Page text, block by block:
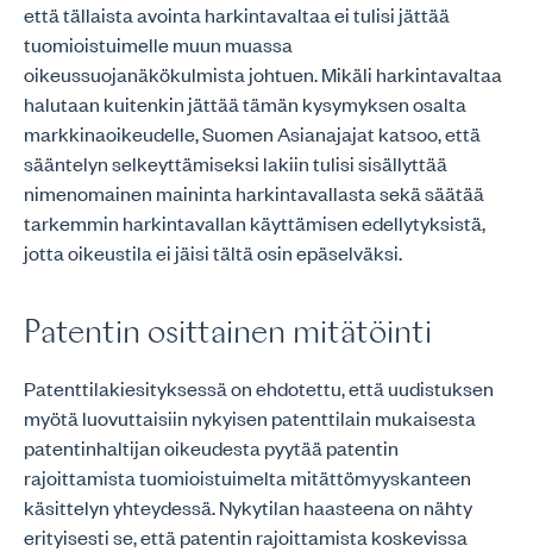
että tällaista avointa harkintavaltaa ei tulisi jättää
tuomioistuimelle muun muassa
oikeussuojanäkökulmista johtuen. Mikäli harkintavaltaa
halutaan kuitenkin jättää tämän kysymyksen osalta
markkinaoikeudelle, Suomen Asianajajat katsoo, että
sääntelyn selkeyttämiseksi lakiin tulisi sisällyttää
nimenomainen maininta harkintavallasta sekä säätää
tarkemmin harkintavallan käyttämisen edellytyksistä,
jotta oikeustila ei jäisi tältä osin epäselväksi.
Patentin osittainen mitätöinti
Patenttilakiesityksessä on ehdotettu, että uudistuksen
myötä luovuttaisiin nykyisen patenttilain mukaisesta
patentinhaltijan oikeudesta pyytää patentin
rajoittamista tuomioistuimelta mitättömyyskanteen
käsittelyn yhteydessä. Nykytilan haasteena on nähty
erityisesti se, että patentin rajoittamista koskevissa